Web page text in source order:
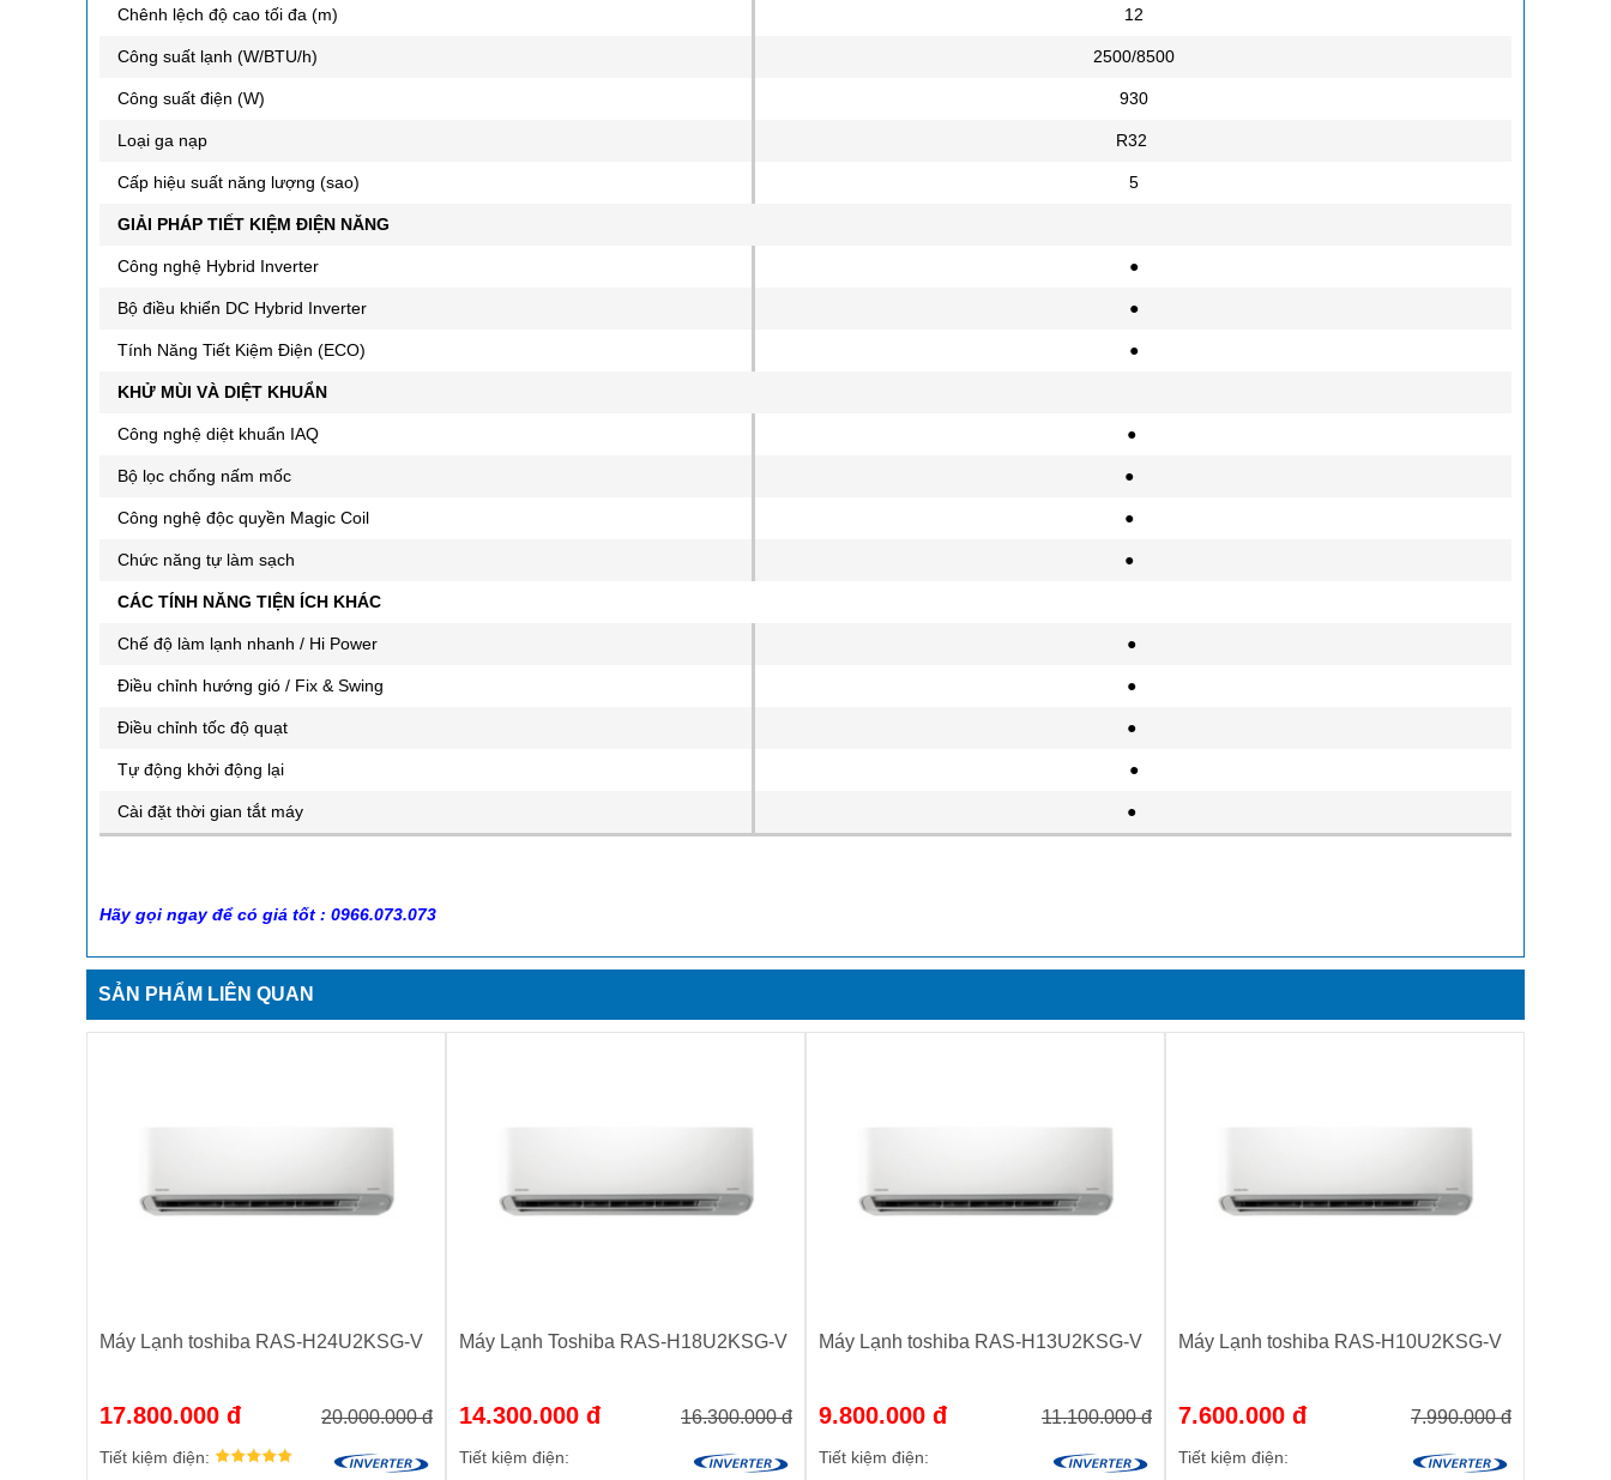
Chênh lệch độ cao tối đa (m) 12
Công suất lạnh (W/BTU/h) 2500/8500
Công suất điện (W) 930
Loại ga nạp R32
Cấp hiệu suất năng lượng (sao) 5
GIẢI PHÁP TIẾT KIỆM ĐIỆN NĂNG
Công nghệ Hybrid Inverter ●
Bộ điều khiển DC Hybrid Inverter ●
Tính Năng Tiết Kiệm Điện (ECO) ●
KHỬ MÙI VÀ DIỆT KHUẨN
Công nghệ diệt khuẩn IAQ ●
Bộ lọc chống nấm mốc ●
Công nghệ độc quyền Magic Coil ●
Chức năng tự làm sạch ●
CÁC TÍNH NĂNG TIỆN ÍCH KHÁC
Chế độ làm lạnh nhanh / Hi Power ●
Điều chỉnh hướng gió / Fix & Swing ●
Điều chỉnh tốc độ quạt ●
Tự động khởi động lại ●
Cài đặt thời gian tắt máy ●
Hãy gọi ngay để có giá tốt : 0966.073.073
SẢN PHẨM LIÊN QUAN
Máy Lạnh toshiba RAS-H24U2KSG-V
17.800.000 đ 20.000.000 đ
Tiết kiệm điện:
Máy Lạnh Toshiba RAS-H18U2KSG-V
14.300.000 đ 16.300.000 đ
Tiết kiệm điện:
Máy Lạnh toshiba RAS-H13U2KSG-V
9.800.000 đ 11.100.000 đ
Tiết kiệm điện:
Máy Lạnh toshiba RAS-H10U2KSG-V
7.600.000 đ 7.990.000 đ
Tiết kiệm điện: